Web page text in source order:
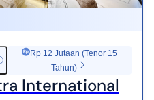
Rp 12 Jutaan (Tenor 15
Tahun)
International